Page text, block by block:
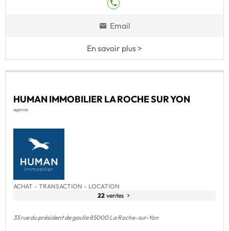
Email
En savoir plus >
HUMAN IMMOBILIER LA ROCHE SUR YON
agence
ACHAT - TRANSACTION - LOCATION
22 ventes
33 rue du président de gaulle 85000 La Roche-sur-Yon